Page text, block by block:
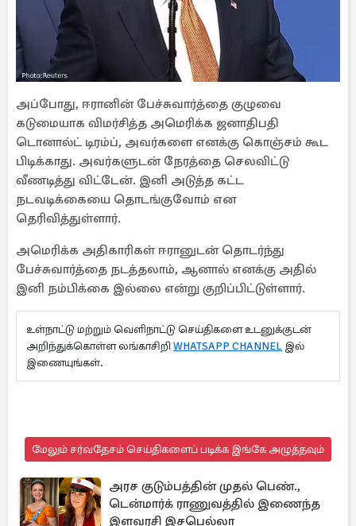
அப்போது, ஈரானின் பேச்சுவார்த்தை குழுவை
கடுமையாக விமர்சித்த அமெரிக்க ஜனாதிபதி
டொனால்ட் டிரம்ப், அவர்களை எனக்கு கொஞ்சம் கூட
பிடிக்காது. அவர்களுடன் நேரத்தை செலவிட்டு
வீணடித்து விட்டேன். இனி அடுத்த கட்ட
நடவடிக்கையை தொடங்குவோம் என
தெரிவித்துள்ளார்.
அமெரிக்க அதிகாரிகள் ஈரானுடன் தொடர்ந்து
பேச்சுவார்த்தை நடத்தலாம், ஆனால் எனக்கு அதில்
இனி நம்பிக்கை இல்லை என்று குறிப்பிட்டுள்ளார்.
உள்நாட்டு மற்றும் வெளிநாட்டு செய்திகளை உடனுக்குடன்
அறிந்துக்கொள்ள லங்காசிறி WHATSAPP CHANNEL இல்
இணையுங்கள்.
மேலும் சர்வதேசம் செய்திகளைப் படிக்க இங்கே அழுத்தவும்
அரச குடும்பத்தின் முதல் பெண்.,
டென்மார்க் ராணுவத்தில் இணைந்த
இளவரசி இசபெல்லா